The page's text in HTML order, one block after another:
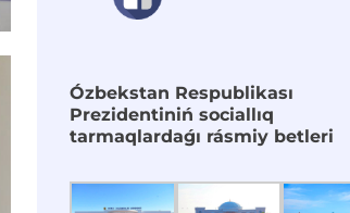
Ózbekstan Respublikası
Prezidentiniń sociallıq
tarmaqlardaǵı rásmiy betleri